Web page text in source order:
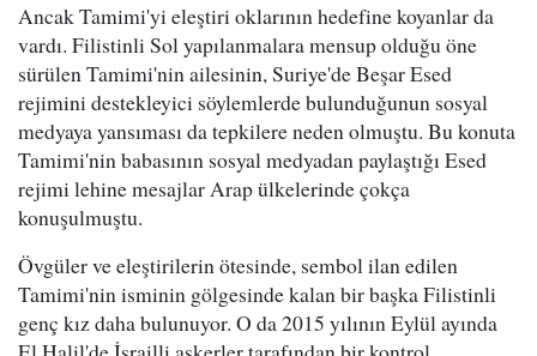
Ancak Tamimi'yi eleştiri oklarının hedefine koyanlar da
vardı. Filistinli Sol yapılanmalara mensup olduğu öne
sürülen Tamimi'nin ailesinin, Suriye'de Beşar Esed
rejimini destekleyici söylemlerde bulunduğunun sosyal
medyaya yansıması da tepkilere neden olmuştu. Bu konuta
Tamimi'nin babasının sosyal medyadan paylaştığı Esed
rejimi lehine mesajlar Arap ülkelerinde çokça
konuşulmuştu.
Övgüler ve eleştirilerin ötesinde, sembol ilan edilen
Tamimi'nin isminin gölgesinde kalan bir başka Filistinli
genç kız daha bulunuyor. O da 2015 yılının Eylül ayında